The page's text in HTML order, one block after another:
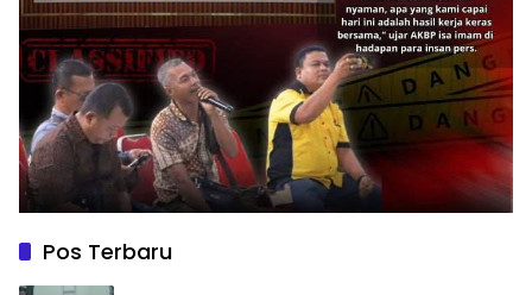
Pos Terbaru